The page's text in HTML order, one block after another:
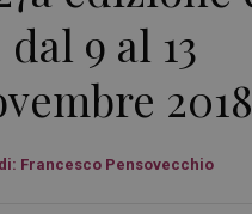
dal 9 al 13
2018
di: Francesco Pensovecchio